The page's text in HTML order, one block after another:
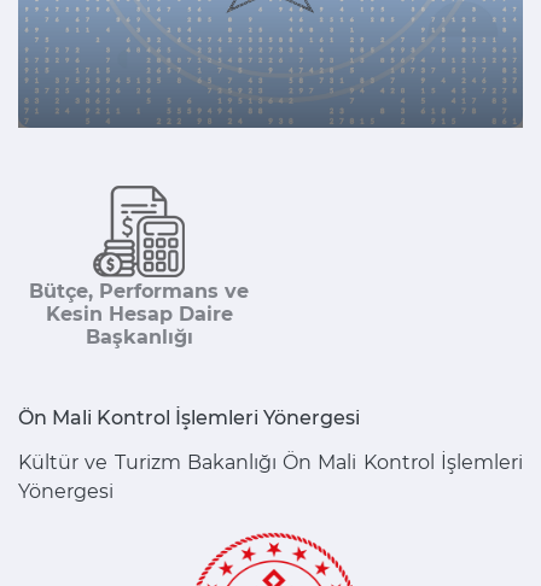
Bütçe, Performans ve
Kesin Hesap Daire
Başkanlığı
Ön Mali Kontrol İşlemleri Yönergesi
Kültür ve Turizm Bakanlığı Ön Mali Kontrol İşlemleri
Yönergesi